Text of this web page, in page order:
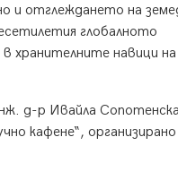
и отглеждането на
глобалното
хранителните навици на
д-р Ивайла
кафене“,